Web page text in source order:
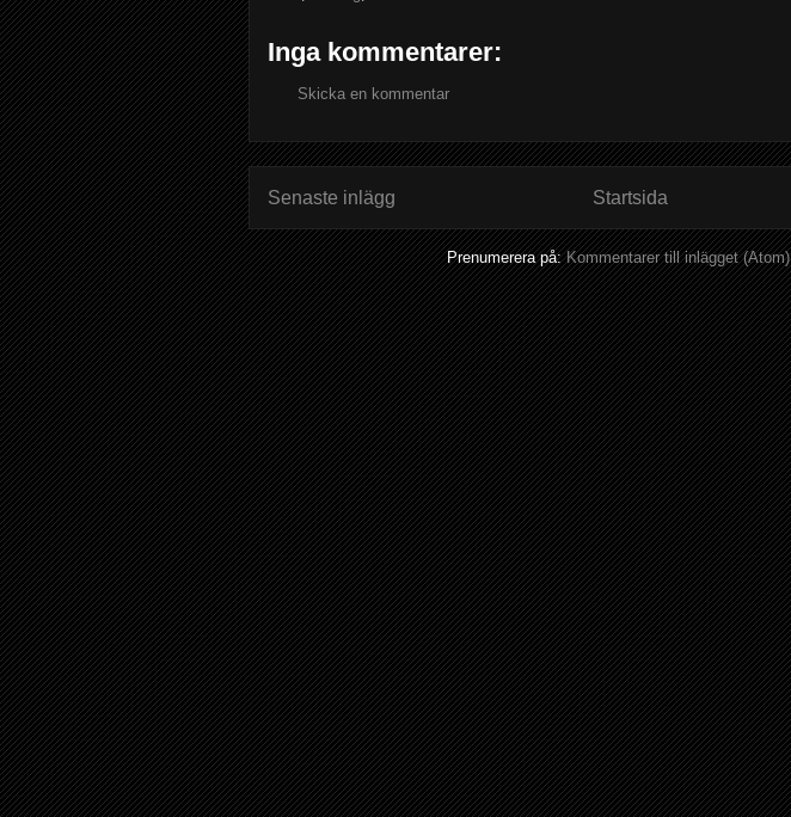
Inga kommentarer:
Skicka en kommentar
Senaste inlägg Startsida
Prenumerera på:Kommentarer till inlägget (Atom)